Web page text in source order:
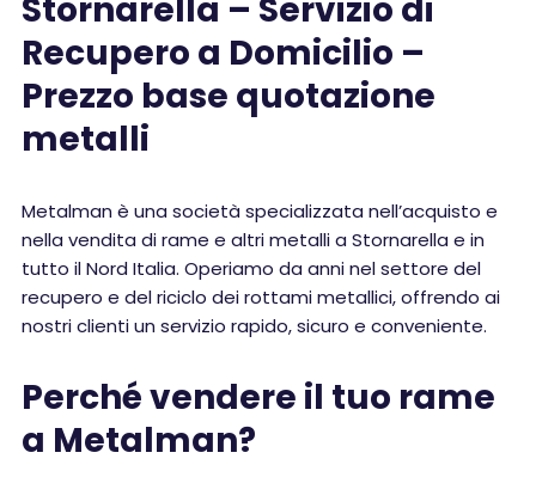
Stornarella – Servizio di
Recupero a Domicilio –
Prezzo base quotazione
metalli
Metalman è una società specializzata nell’acquisto e
nella vendita di rame e altri metalli a Stornarella e in
tutto il Nord Italia. Operiamo da anni nel settore del
recupero e del riciclo dei rottami metallici, offrendo ai
nostri clienti un servizio rapido, sicuro e conveniente.
Perché vendere il tuo rame
a Metalman?